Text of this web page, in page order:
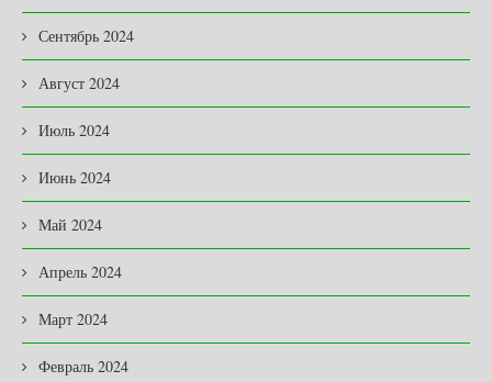
Сентябрь 2024
Август 2024
Июль 2024
Июнь 2024
Май 2024
Апрель 2024
Март 2024
Февраль 2024